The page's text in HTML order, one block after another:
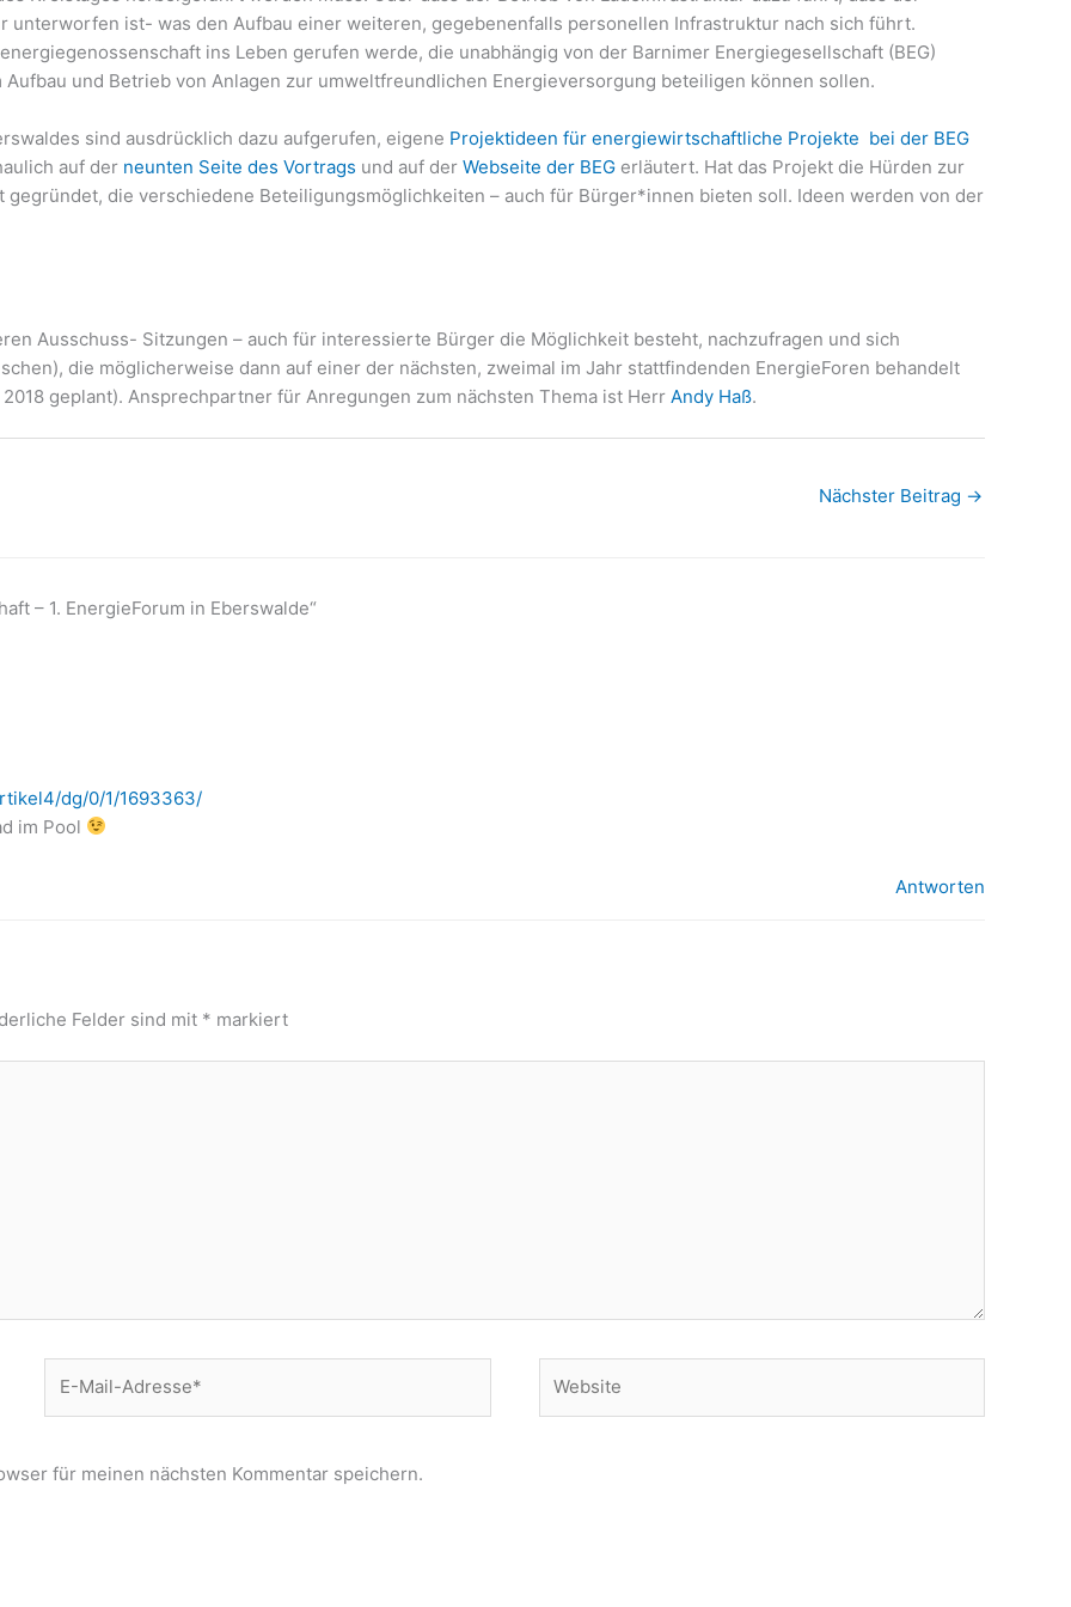
unterworfen ist- was den Aufbau einer weiteren, gegebenenfalls personellen Infrastruktur nach sich führt.
ins Leben gerufen werde, die unabhängig von der Barnimer Energiegesellschaft (BEG)
und Betrieb von Anlagen zur umweltfreundlichen Energieversorgung beteiligen können sollen.
sind ausdrücklich dazu aufgerufen, eigene Projektideen für energiewirtschaftliche Projekte bei der BEG
auf der neunten Seite des Vortrags und auf der Webseite der BEG erläutert. Hat das Projekt die Hürden zur
die verschiedene Beteiligungsmöglichkeiten – auch für Bürger*innen bieten soll. Ideen werden von der
Ausschuss- Sitzungen – auch für interessierte Bürger die Möglichkeit besteht, nachzufragen und sich
die möglicherweise dann auf einer der nächsten, zweimal im Jahr stattfindenden EnergieForen behandelt
geplant). Ansprechpartner für Anregungen zum nächsten Thema ist Herr Andy Haß.
Nächster Beitrag →
– 1. EnergieForum in Eberswalde“
dg/0/1/1693363/
im Pool
Antworten
Felder sind mit * markiert
Mail-
für meinen nächsten Kommentar speichern.